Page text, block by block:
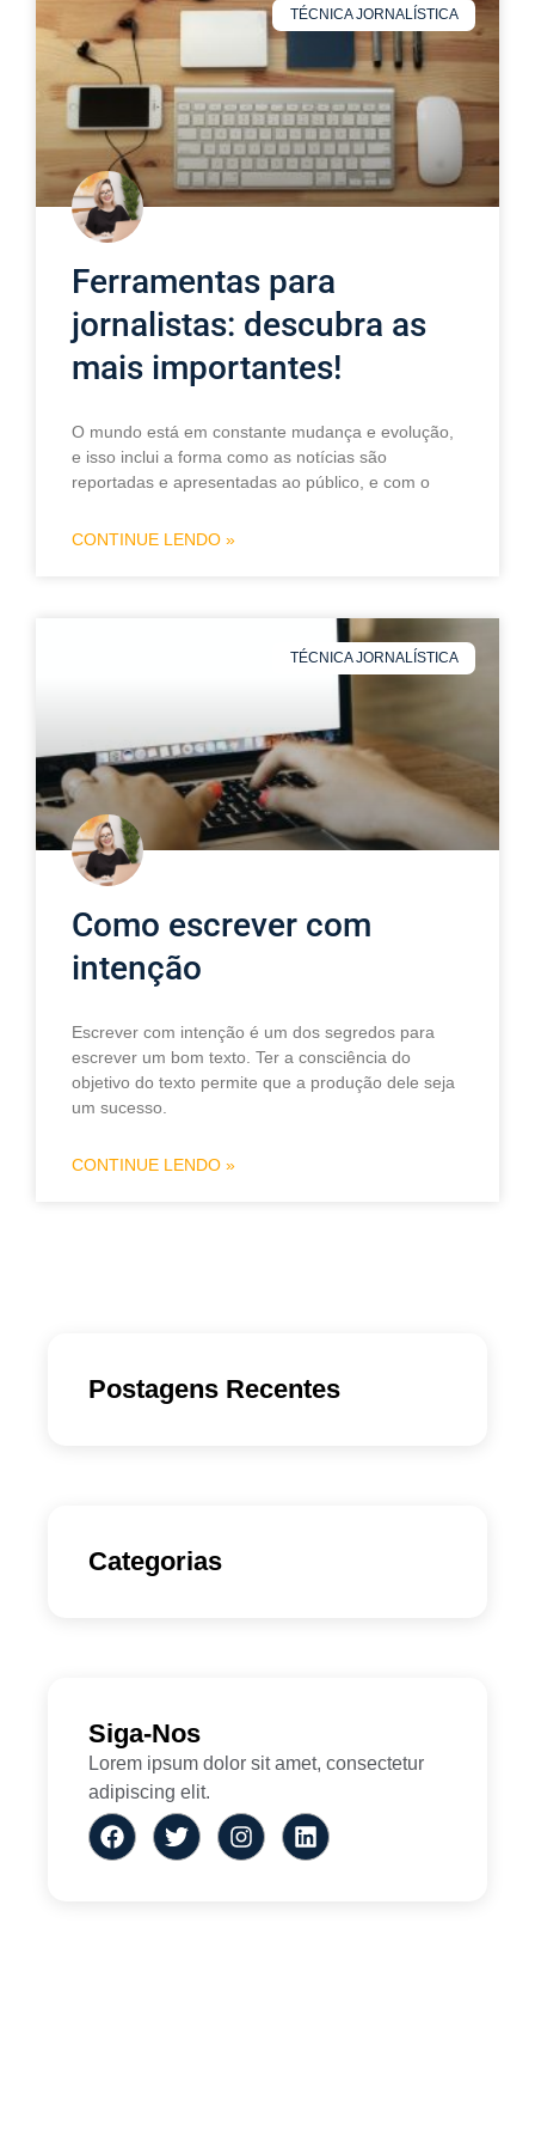
TÉCNICA JORNALÍSTICA
Ferramentas para
jornalistas: descubra as
mais importantes!
O mundo está em constante mudança e evolução,
e isso inclui a forma como as notícias são
reportadas e apresentadas ao público, e com o
CONTINUE LENDO »
TÉCNICA JORNALÍSTICA
Como escrever com
intenção
Escrever com intenção é um dos segredos para
escrever um bom texto. Ter a consciência do
objetivo do texto permite que a produção dele seja
um sucesso.
CONTINUE LENDO »
Postagens Recentes
Categorias
Siga-Nos
Lorem ipsum dolor sit amet, consectetur
adipiscing elit.